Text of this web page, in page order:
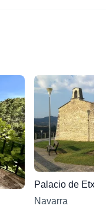
Palacio de
Navarra